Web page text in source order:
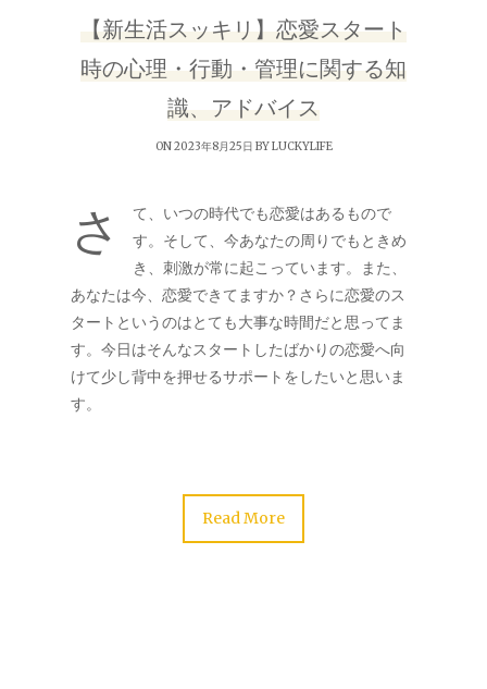
【新生活スッキリ】恋愛スタート
時の心理・行動・管理に関する知
識、アドバイス
ON 2023年8月25日 BYLUCKYLIFE
さ
て、いつの時代でも恋愛はあるもので
す。そして、今あなたの周りでもときめ
き、刺激が常に起こっています。また、
あなたは今、恋愛できてますか？さらに恋愛のス
タートというのはとても大事な時間だと思ってま
す。今日はそんなスタートしたばかりの恋愛へ向
けて少し背中を押せるサポートをしたいと思いま
す。
Read More